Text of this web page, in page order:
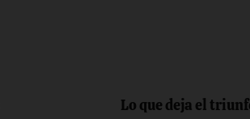
Lo que deja el